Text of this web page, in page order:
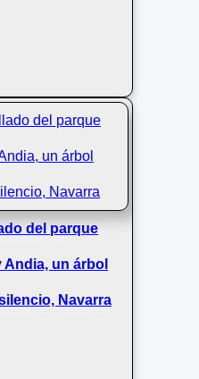
del parque
un árbol
Navarra